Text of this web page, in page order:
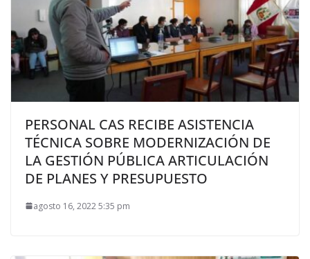
PERSONAL CAS RECIBE ASISTENCIA
TÉCNICA SOBRE MODERNIZACIÓN DE
LA GESTIÓN PÚBLICA ARTICULACIÓN
DE PLANES Y PRESUPUESTO
agosto 16, 2022 5:35 pm